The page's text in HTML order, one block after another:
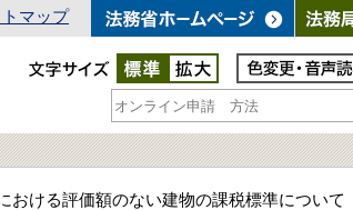
マップ
おける評価額のない建物の課税標準について